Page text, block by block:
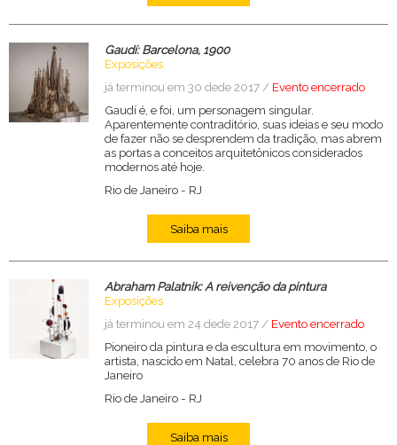
Gaudí: Barcelona, 1900
Exposições
já terminou em 30 dede 2017 / Evento encerrado
Gaudí é, e foi, um personagem singular.
Aparentemente contraditório, suas ideias e seu modo
de fazer não se desprendem da tradição, mas abrem
as portas a conceitos arquitetônicos considerados
modernos até hoje.
Rio de Janeiro- RJ
Saiba mais
Abraham Palatnik: A reivenção da pintura
Exposições
já terminou em 24 dede 2017 / Evento encerrado
Pioneiro da pintura e da escultura em movimento, o
artista, nascido em Natal, celebra 70 anos de Rio de
Janeiro
Rio de Janeiro- RJ
Saiba mais